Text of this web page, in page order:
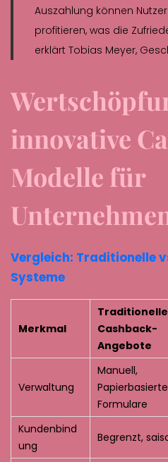
Auszahlung können
profitieren, was die
erklärt Tobias Meyer,
innovative
Modelle für
Vergleich: Traditionelle
Systeme
Merkmal
Traditionelle
Cashback-
Angebote
Verwaltung
Manuell,
Papierbasierte
Formulare
Kundenbind
ung
Begrenzt,